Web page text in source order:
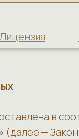
Лицензия
в
—